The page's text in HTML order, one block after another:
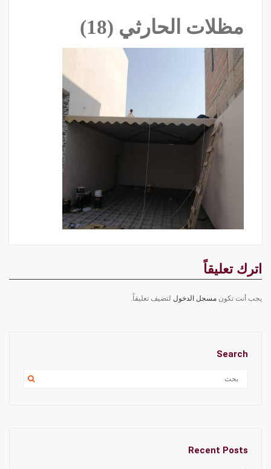
مظلات الحارثي (18)
اترك تعليقاً
يجب أنت تكون مسجل الدخول لتضيف تعليقاً.
Search
Recent Posts